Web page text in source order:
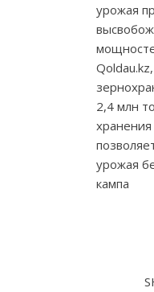
урожая
2,4 млн
урожая
кампа